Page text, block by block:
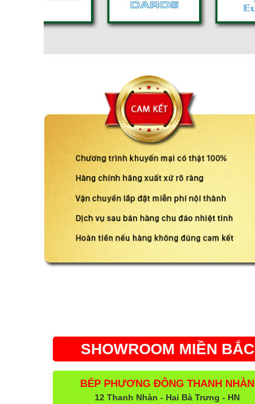
SHOWROOM MIỀN BẮC
BẾP PHƯƠNG ĐÔNG THANH NHÀN
12 Thanh Nhàn - Hai Bà Trưng - HN